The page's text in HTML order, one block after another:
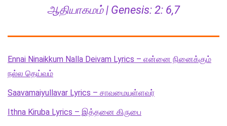
ஆதியாகமம் | Genesis: 2: 6,7
Ennai Ninaikkum Nalla Deivam Lyrics – என்னை நினைக்கும்
நல்ல தெய்வம்
Saavamaiyullavar Lyrics – சாவமையுள்ளவர்
Ithna Kiruba Lyrics – இத்தனை கிருபை